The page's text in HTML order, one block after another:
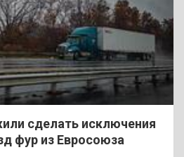
сделать исключения
фур из Евросоюза